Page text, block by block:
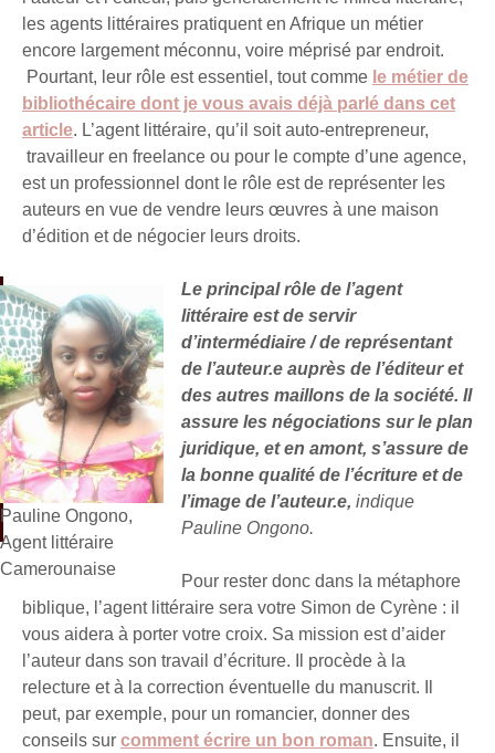
les agents littéraires pratiquent en Afrique un métier
encore largement méconnu, voire méprisé par endroit.
Pourtant, leur rôle est essentiel, tout comme le métier de
bibliothécaire dont je vous avais déjà parlé dans cet
article. L’agent littéraire, qu’il soit auto-entrepreneur,
travailleur en freelance ou pour le compte d’une agence,
est un professionnel dont le rôle est de représenter les
auteurs en vue de vendre leurs œuvres à une maison
d’édition et de négocier leurs droits.
Pauline Ongono,
Agent littéraire
Camerounaise
Le principal rôle de l’agent
littéraire est de servir
d’intermédiaire / de représentant
de l’auteur.e auprès de l’éditeur et
des autres maillons de la société. Il
assure les négociations sur le plan
juridique, et en amont, s’assure de
la bonne qualité de l’écriture et de
l’image de l’auteur.e, indique
Pauline Ongono.
Pour rester donc dans la métaphore
biblique, l’agent littéraire sera votre Simon de Cyrène : il
vous aidera à porter votre croix. Sa mission est d’aider
l’auteur dans son travail d’écriture. Il procède à la
relecture et à la correction éventuelle du manuscrit. Il
peut, par exemple, pour un romancier, donner des
conseils sur comment écrire un bon roman. Ensuite, il